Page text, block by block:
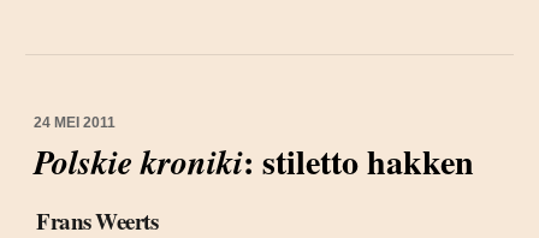
24 MEI 2011
Polskie kroniki: stiletto hakken
Frans Weerts